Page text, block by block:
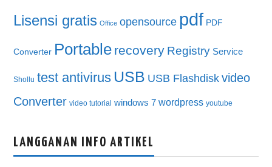
Lisensi gratis Office opensource pdf PDF
Converter Portable recovery Registry Service
Shollu test antivirus USB USB Flashdisk video
Converter video tutorial windows 7 wordpress youtube
LANGGANAN INFO ARTIKEL